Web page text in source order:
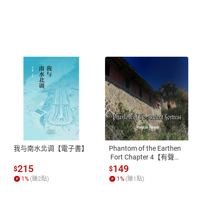
PAY、AFTEE
退換貨規範
本店是否提供消費者保護法七日猶
之權利，遽消費者保護法及通訊交
除權合理例外情事適用準則，依商
質各有不同規定。詳細退換貨說明
照各商品說明。
我与南水北调【電子書】
$215
1% (賺2點)
Phantom of the Earthen
Fort Chapter 4【有聲
書】
$149
1% (賺1點)